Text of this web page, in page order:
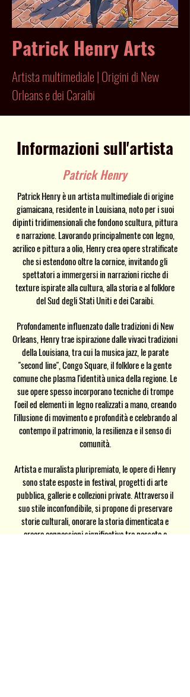
Patrick Henry Arts
Artista multimediale | Origini di New
Orleans e dei Caraibi
Informazioni sull'artista
Patrick Henry
Patrick Henry è un artista multimediale di origine
giamaicana, residente in Louisiana, noto per i suoi
dipinti tridimensionali che fondono scultura, pittura
e narrazione. Lavorando principalmente con legno,
acrilico e pittura a olio, Henry crea opere stratificate
che si estendono oltre la cornice, invitando gli
spettatori a immergersi in narrazioni ricche di
texture ispirate alla cultura, alla storia e al folklore
del Sud degli Stati Uniti e dei Caraibi.
Profondamente influenzato dalle tradizioni di New
Orleans, Henry trae ispirazione dalle vivaci tradizioni
della Louisiana, tra cui la musica jazz, le parate
"second line", Congo Square, il folklore e la gente
comune che plasma l'identità unica della regione. Le
sue opere spesso incorporano tecniche di trompe
l'oeil ed elementi in legno realizzati a mano, creando
l'illusione di movimento e profondità e celebrando al
contempo il patrimonio, la resilienza e il senso di
comunità.
Artista e muralista pluripremiato, le opere di Henry
sono state esposte in festival, progetti di arte
pubblica, gallerie e collezioni private. Attraverso il
suo stile inconfondibile, si propone di preservare
storie culturali, onorare la storia dimenticata e
creare connessioni significative tra passato e